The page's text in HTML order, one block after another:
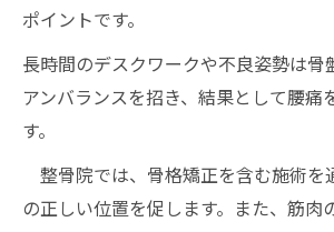
ポイントです。
長時間のデスクワークや不良姿勢は骨
アンバランスを招き、結果として腰痛
す。
整骨院では、骨格矯正を含む施術を
の正しい位置を促します。また、筋肉